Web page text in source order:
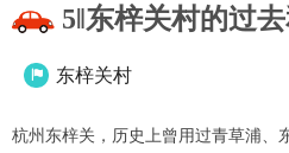
5‖东梓关村的过
 东梓关村
杭州东梓关，历史上曾用过青草浦、